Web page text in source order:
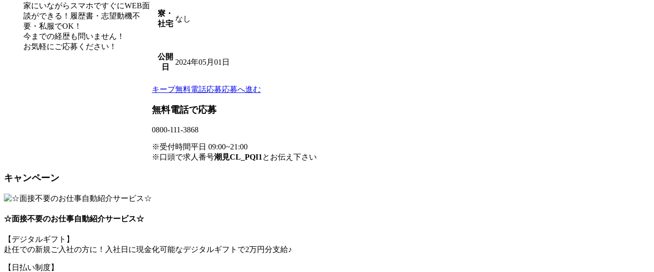
家にいながらスマホですぐにWEB面
談ができる！履歴書・志望動機不
要・私服でOK！
今までの経歴も問いません！
お気軽にご応募ください！
寮・
社宅
なし
公開
日
2024年05月01日
キープ無料電話応募応募へ進む
無料電話で応募
0800-111-3868
※受付時間平日 09:00~21:00
※口頭で求人番号潮見CL_PQI1 とお伝え下さい
キャンペーン
☆面接不要のお仕事自動紹介サービス☆
【デジタルギフト】
赴任での新規ご入社の方に！入社日に現金化可能なデジタルギフトで2万円分支給♪
【日払い制度】